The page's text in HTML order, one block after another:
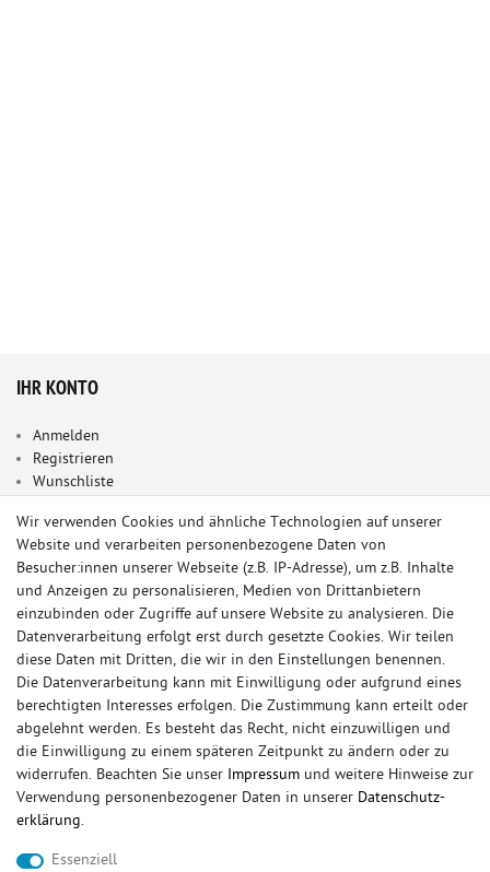
IHR KONTO
Anmelden
Registrieren
Wunschliste
Kasse
INFORMATIONEN
Impressum
Widerrufsrecht
Datenschutz
AGB / Kundeninformationen
Vertrag widerrufen
SERVICE
Rückrufservice
Gutachterservice
Wir verwenden Cookies und ähnliche Technologien auf unserer
Website und verarbeiten personenbezogene Daten von
Besucher:innen unserer Webseite (z.B. IP-Adresse), um z.B. Inhalte
und Anzeigen zu personalisieren, Medien von Drittanbietern
einzubinden oder Zugriffe auf unsere Website zu analysieren. Die
Datenverarbeitung erfolgt erst durch gesetzte Cookies. Wir teilen
diese Daten mit Dritten, die wir in den Einstellungen benennen.
Die Datenverarbeitung kann mit Einwilligung oder aufgrund eines
berechtigten Interesses erfolgen. Die Zustimmung kann erteilt oder
abgelehnt werden. Es besteht das Recht, nicht einzuwilligen und
die Einwilligung zu einem späteren Zeitpunkt zu ändern oder zu
widerrufen. Beachten Sie unser Impressum und weitere Hinweise zur
Verwendung personenbezogener Daten in unserer Daten­schutz­
erklärung.
Essenziell